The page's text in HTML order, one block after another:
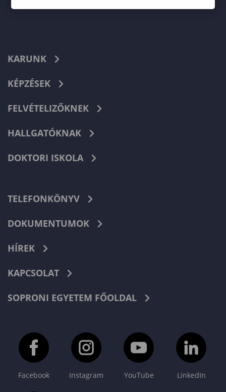
KARUNK
KÉPZÉSEK
FELVÉTELIZŐKNEK
HALLGATÓKNAK
DOKTORI ISKOLA
TELEFONKÖNYV
DOKUMENTUMOK
HÍREK
KAPCSOLAT
SOPRONI EGYETEM FŐOLDAL
Facebook Instagram YouTube LinkedIn